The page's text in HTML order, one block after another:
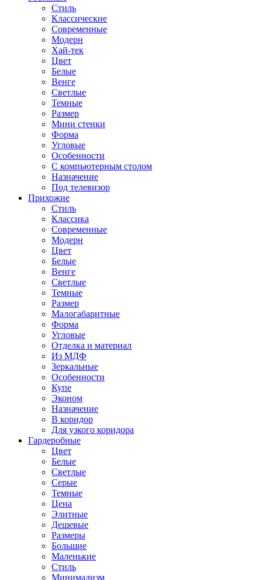
Стиль
Классические
Современные
Модерн
Хай-тек
Цвет
Белые
Венге
Светлые
Темные
Размер
Мини стенки
Форма
Угловые
Особенности
С компьютерным столом
Назначение
Под телевизор
Прихожие
Стиль
Классика
Современные
Модерн
Цвет
Белые
Венге
Светлые
Темные
Размер
Малогабаритные
Форма
Угловые
Отделка и материал
Из МДФ
Зеркальные
Особенности
Купе
Эконом
Назначение
В коридор
Для узкого коридора
Гардеробные
Цвет
Белые
Светлые
Серые
Темные
Цена
Элитные
Дешевые
Размеры
Большие
Маленькие
Стиль
Минимализм